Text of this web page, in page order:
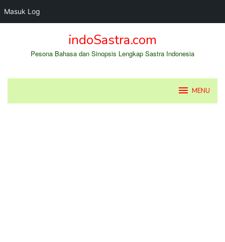
Masuk Log
indoSastra.com
Pesona Bahasa dan Sinopsis Lengkap Sastra Indonesia
MENU